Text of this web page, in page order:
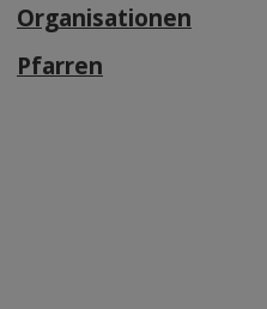
Organisationen
Pfarren